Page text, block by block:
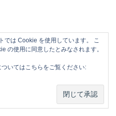
では Cookie を使用しています。 こ
の使用に同意したとみなされます。
いてはこちらをご覧ください: